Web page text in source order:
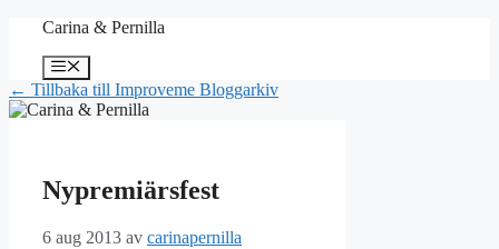
Hoppa
innehåll
Carina & Pernilla
Meny
← Tillbaka till Improveme Bloggarkiv
Nypremiärsfest
6 aug 2013 av carinapernilla